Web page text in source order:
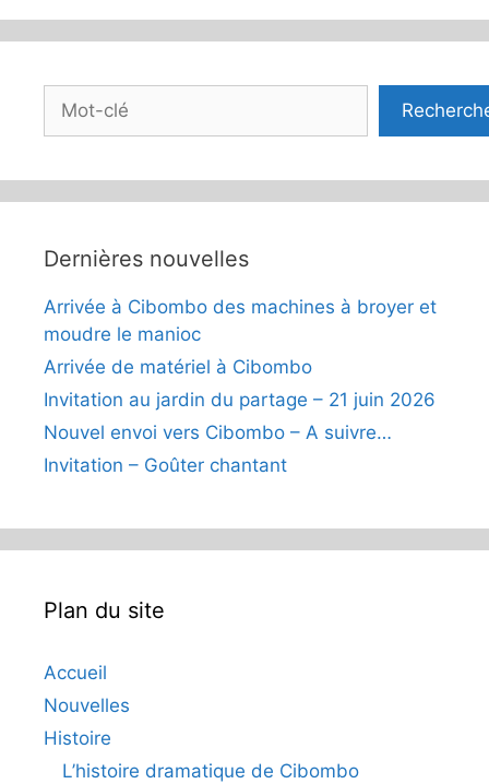
Rechercher
Dernières nouvelles
Arrivée à Cibombo des machines à broyer et
moudre le manioc
Arrivée de matériel à Cibombo
Invitation au jardin du partage – 21 juin 2026
Nouvel envoi vers Cibombo – A suivre…
Invitation – Goûter chantant
Plan du site
Accueil
Nouvelles
Histoire
L’histoire dramatique de Cibombo